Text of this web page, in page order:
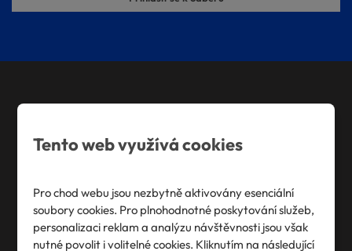
Konstrukční práce
DVP Engineering
Tento web využívá cookies
Pro chod webu jsou nezbytně aktivovány esenciální
soubory cookies. Pro plnohodnotné poskytování služeb,
personalizaci reklam a analýzu návštěvnosti jsou však
nutné povolit i volitelné cookies. Kliknutím na následující